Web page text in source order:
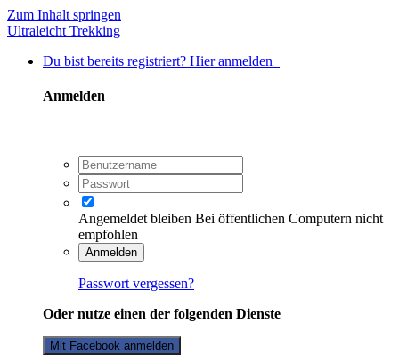
Zum Inhalt springen
Ultraleicht Trekking
Du bist bereits registriert? Hier anmelden
Anmelden
Angemeldet bleiben Bei öffentlichen Computern nicht
empfohlen
Anmelden
Passwort vergessen?
Oder nutze einen der folgenden Dienste
Mit Facebook anmelden